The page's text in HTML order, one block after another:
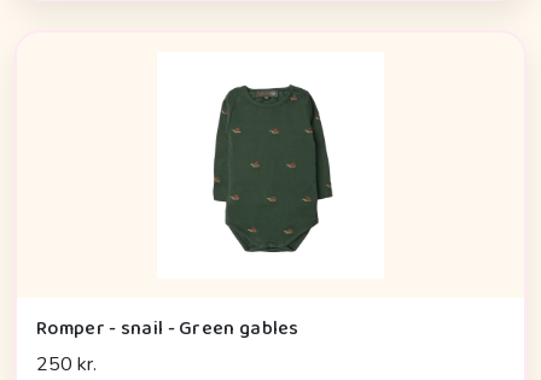
Romper - snail - Green gables
250 kr.